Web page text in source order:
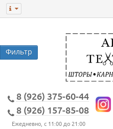
8 (926) 375-60-44
8 (926) 157-85-08
Ежедневно, с 11:00 до 21:00